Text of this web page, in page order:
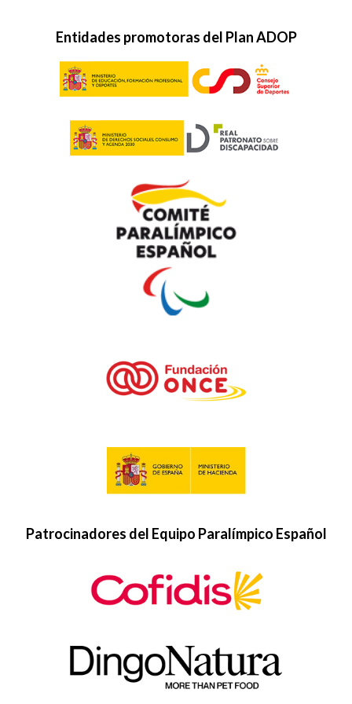
Europeo de Judo y criterios de
clasificación París 2024
Mundiales de Ciclismo y Piragüismo
12/08/2022
Circuito Nacional de Bádminton y Copa
del Mundo de Boccia
29/07/2022
Premios Nacionales del Deporte y
Mundial de Hípica
Entidades promotoras del Plan ADOP
Patrocinadores del Equipo Paralímpico Español